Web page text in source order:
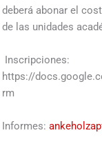
deberá abonar el
de las unidades
Inscripciones:
https://
rm
Informes: